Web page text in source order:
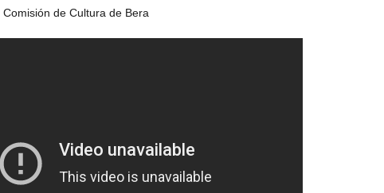
Comisión de Cultura de Bera